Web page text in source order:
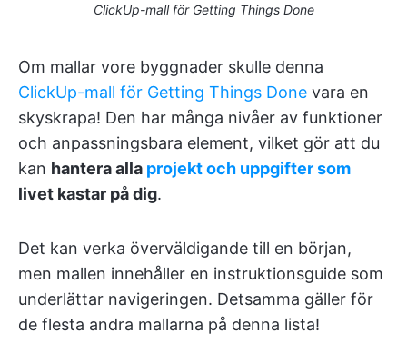
ClickUp-mall för Getting Things Done
Om mallar vore byggnader skulle denna
ClickUp-mall för Getting Things Done vara en
skyskrapa! Den har många nivåer av funktioner
och anpassningsbara element, vilket gör att du
kan hantera alla projekt och uppgifter som
livet kastar på dig.
Det kan verka överväldigande till en början,
men mallen innehåller en instruktionsguide som
underlättar navigeringen. Detsamma gäller för
de flesta andra mallarna på denna lista!